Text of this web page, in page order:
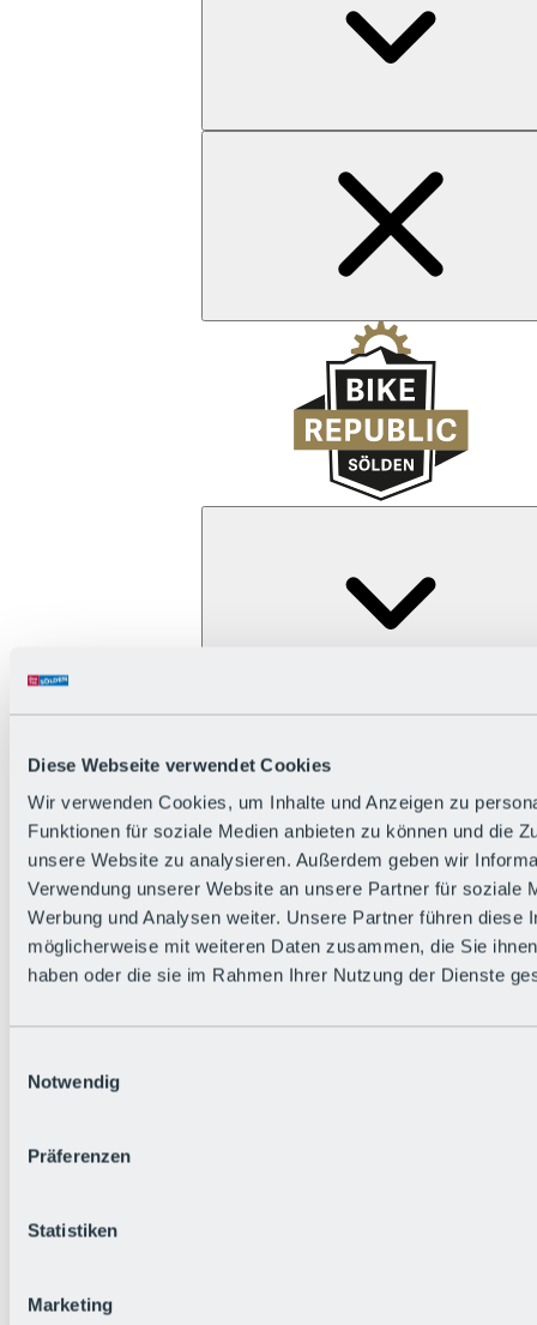
Diese Webseite verwendet Cookies
Wir verwenden Cookies, um Inhalte und Anzeigen zu
Funktionen für soziale Medien anbieten zu können und die
unsere Website zu analysieren. Außerdem geben wir
Verwendung unserer Website an unsere Partner für soziale
Werbung und Analysen weiter. Unsere Partner führen diese
möglicherweise mit weiteren Daten zusammen, die Sie
haben oder die sie im Rahmen Ihrer Nutzung der Dienste
Notwendig
Präferenzen
Statistiken
Marketing
Bürger:in werden
Bikepark-Rules
Bikepark-Partnerschaften
Nachhaltigkeit in der BRS
Bikepark & Tickets